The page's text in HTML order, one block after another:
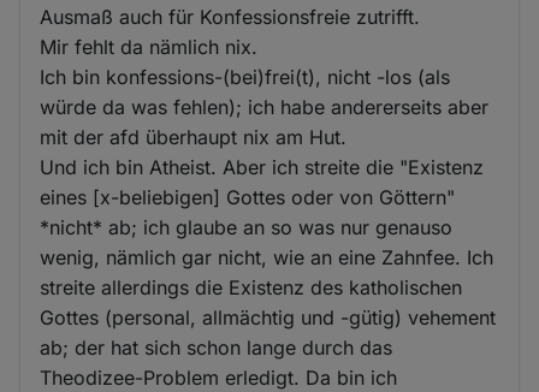
Ausmaß auch für Konfessionsfreie zutrifft.
Mir fehlt da nämlich nix.
Ich bin konfessions-(bei)frei(t), nicht -los (als
würde da was fehlen); ich habe andererseits aber
mit der afd überhaupt nix am Hut.
Und ich bin Atheist. Aber ich streite die "Existenz
eines [x-beliebigen] Gottes oder von Göttern"
*nicht* ab; ich glaube an so was nur genauso
wenig, nämlich gar nicht, wie an eine Zahnfee. Ich
streite allerdings die Existenz des katholischen
Gottes (personal, allmächtig und -gütig) vehement
ab; der hat sich schon lange durch das
Theodizee-Problem erledigt. Da bin ich